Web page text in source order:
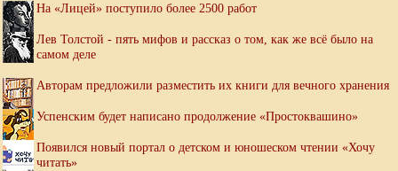
На «Лицей» поступило более 2500 работ
Лев Толстой - пять мифов и рассказ о том, как же всё было на
самом деле
Авторам предложили разместить их книги для вечного хранения
Успенским будет написано продолжение «Простоквашино»
Появился новый портал о детском и юношеском чтении «Хочу
читать»